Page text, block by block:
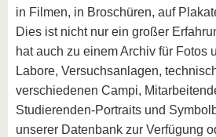
in Filmen, in Broschüren, auf
Dies ist nicht nur ein großer
hat auch zu einem Archiv für Fotos
Labore, Versuchsanlagen,
verschiedenen Campi,
Studierenden-Portraits und
unserer Datenbank zur Verfügung